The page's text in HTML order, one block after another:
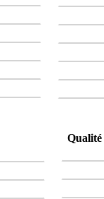
Qualité